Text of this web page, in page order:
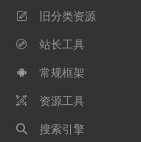
 旧分类资源
 站长工具
 常规框架
 资源工具
 搜索引擎